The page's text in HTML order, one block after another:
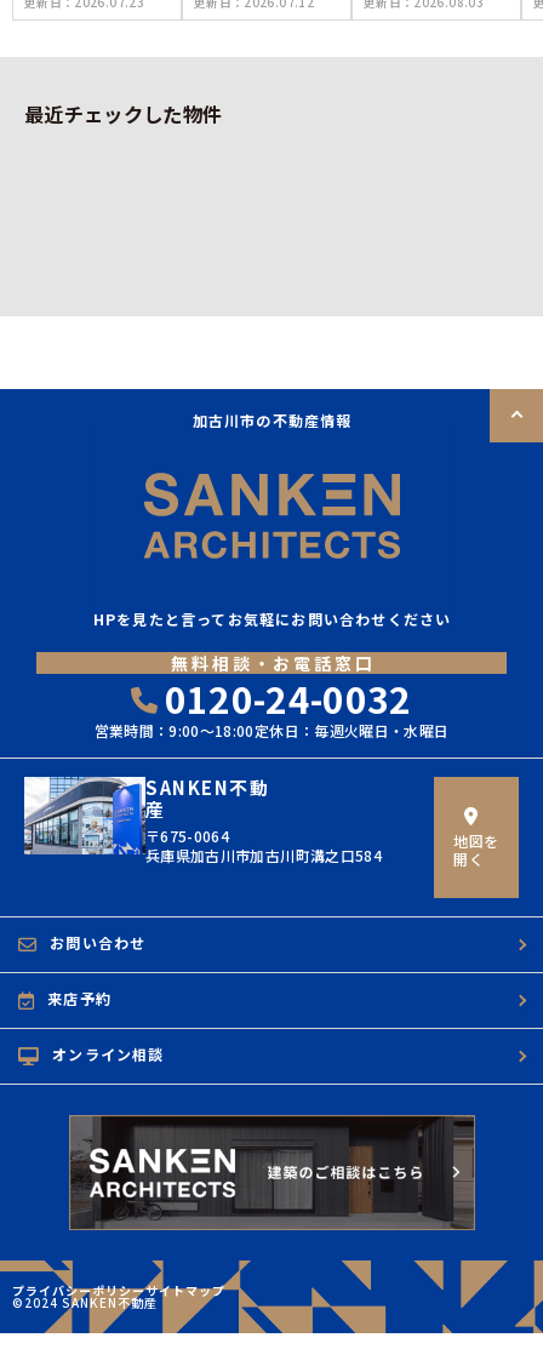
最近チェックした物件
加古川市の不動産情報
HPを見たと言ってお気軽にお問い合わせください
無料相談・お電話窓口
0120-24-0032
営業時間：9:00〜18:00定休日：毎週火曜日・水曜日
SANKEN不動
産
〒675-0064
兵庫県加古川市加古川町溝之口584
地図を
開く
お問い合わせ
来店予約
オンライン相談
プライバシーポリシーサイトマップ
©2024 SANKEN不動産